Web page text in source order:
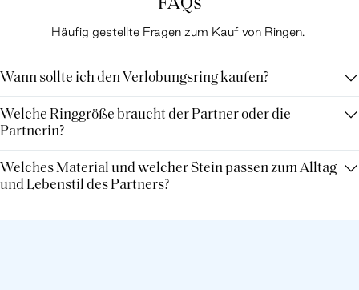
Häufig gestellte Fragen zum Kauf von Ringen.
Wann sollte ich den Verlobungsring kaufen?
Welche Ringgröße braucht der Partner oder die
Partnerin?
Welches Material und welcher Stein passen zum Alltag
und Lebenstil des Partners?